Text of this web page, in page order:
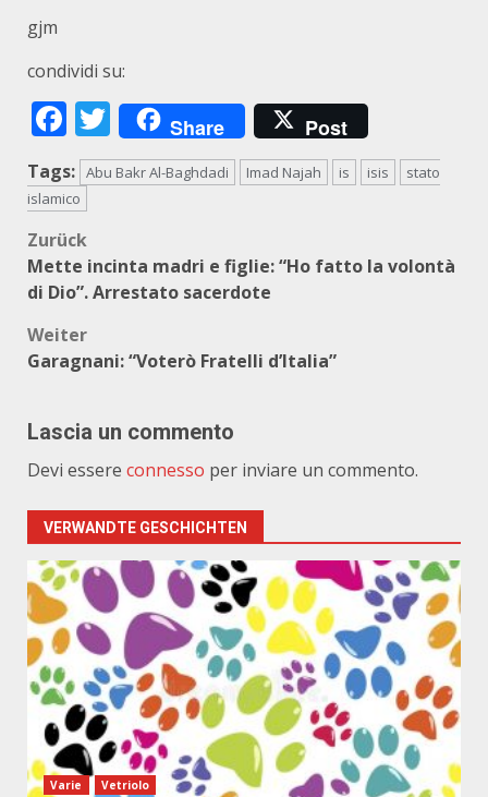
gjm
condividi su:
Facebook
Twitter
Share Post
Tags: Abu Bakr Al-Baghdadi Imad Najah is isis
stato
islamico
Beitragsnavigation
Zurück
Mette incinta madri e figlie: “Ho fatto la volontà
di Dio”. Arrestato sacerdote
Weiter
Garagnani: “Voterò Fratelli d’Italia”
Lascia un commento
Devi essere connesso per inviare un commento.
VERWANDTE GESCHICHTEN
Varie Vetriolo